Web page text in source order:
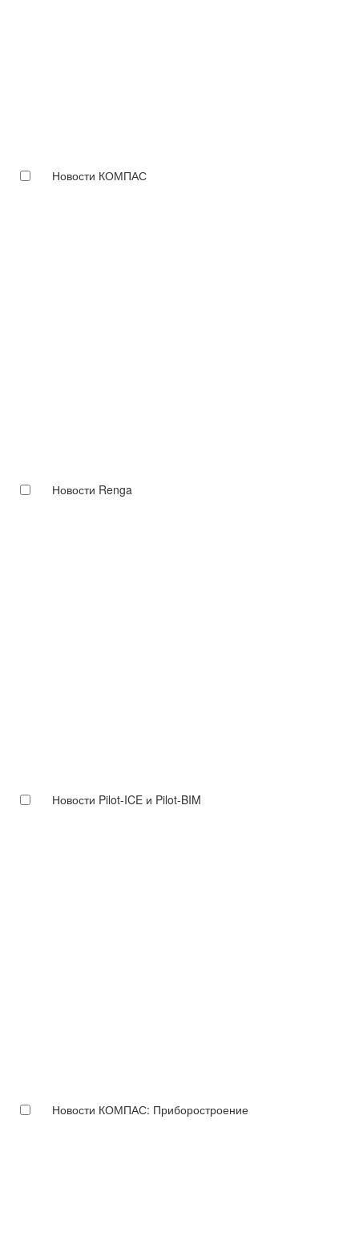
Новости КОМПАС
Новости Renga
Новости Pilot-ICE и Pilot-BIM
Новости КОМПАС: Приборостроение